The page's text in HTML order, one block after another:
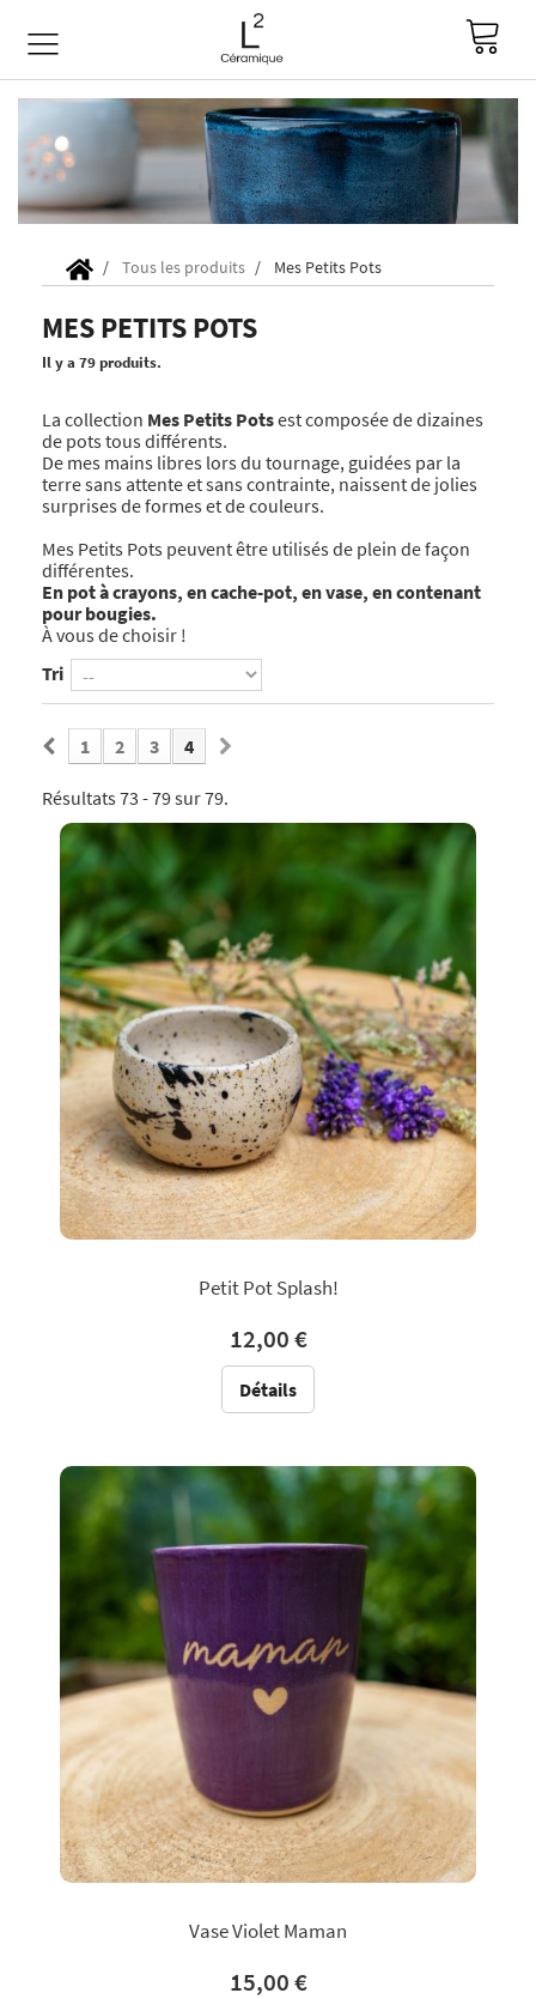
Tous les produits Mes Petits Pots
MES PETITS POTS
Il y a 79 produits.
La collection Mes Petits Potsest composée de dizaines
de pots tous différents.
De mes mains libres lors du tournage, guidées par la
terre sans attente et sans contrainte, naissent de jolies
surprises de formes et de couleurs.
Mes Petits Pots peuvent être utilisés de plein de façon
différentes.
En pot à crayons, en cache-pot, en vase, en contenant
pour bougies.
À vous de choisir !
Tri
1 2 3 4
Résultats 73 - 79 sur 79.
Petit Pot Splash!
12,00 €
Détails
Vase Violet Maman
15,00 €